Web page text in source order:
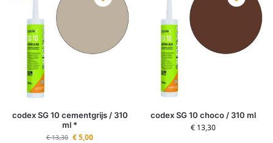
codex SG 10 cementgrijs / 310
ml *
€13,30 €5,00
codex SG 10 choco / 310 ml
€ 13,30